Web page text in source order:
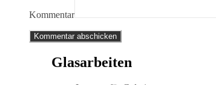
Kommentar
Glasarbeiten